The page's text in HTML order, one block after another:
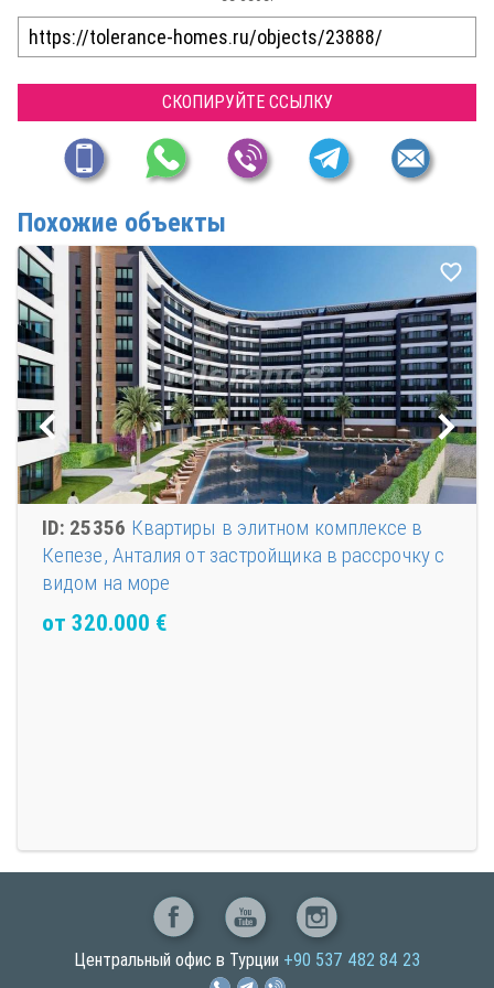
СКОПИРУЙТЕ ССЫЛКУ
Похожие объекты
ID: 25356 Квартиры в элитном комплексе в
Кепезе, Анталия от застройщика в рассрочку с
видом на море
от 320.000 €
Центральный офис в Турции +90 537 482 84 23